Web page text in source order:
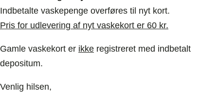
Indbetalte vaskepenge overføres til nyt kort.
Pris for udlevering af nyt vaskekort er 60 kr.
Gamle vaskekort er ikke registreret med indbetalt
depositum.
Venlig hilsen,